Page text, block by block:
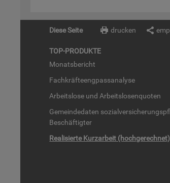
Diese Seite drucken
TOP-PRO­DUK­TE
Mo­nats­be­richt
Fach­kräf­te­eng­pass­ana­ly­se
Ar­beits­lo­se und Ar­beits­lo­sen­quo­ten
Ge­mein­de­da­ten
Be­schäf­tig­ter
Rea­li­sier­te Kurz­ar­beit (hoch­ge­rech­net)